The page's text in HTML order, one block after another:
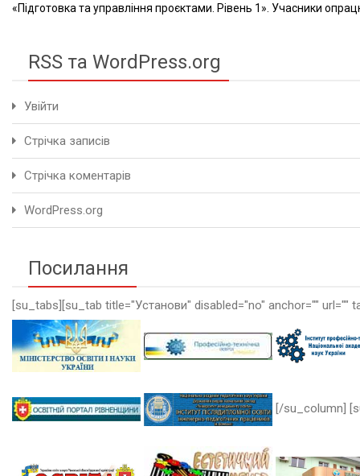
«Підготовка та управління проєктами. Рівень 1». Учасники
RSS та WordPress.org
Увійти
Стрічка записів
Стрічка коментарів
WordPress.org
Посилання
[su_tabs][su_tab title="Установи" disabled="no" anchor=""
[/su_column]